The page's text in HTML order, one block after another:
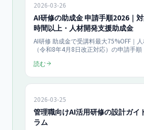
2026-03-26
AI研修の助成金 申請手順2026｜
時間以上・人材開発支援助成金
AI研修 助成金で受講料最大75%OFF｜
（令和8年4月8日改正対応）の申請手
人以上150万円）新設、リスキリング支
読む
2026-03-25
管理職向けAI活用研修の設計ガイ
ラム